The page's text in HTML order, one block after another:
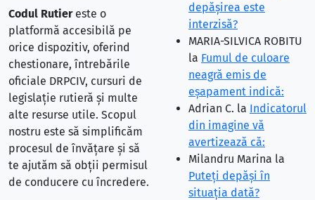
Codul Rutiereste o
platformă accesibilă pe
orice dispozitiv, oferind
chestionare, întrebările
oficiale DRPCIV, cursuri de
legislație rutieră și multe
alte resurse utile. Scopul
nostru este să simplificăm
procesul de învățare și să
te ajutăm să obții permisul
de conducere cu încredere.
depăşirea este
interzisă?
MARIA-SILVICA ROBITU
la Fumul de culoare
neagră emis de
eşapament indică:
Adrian C. la Indicatorul
din imagine vă
avertizează că:
Milandru Marina la
Puteţi depăşi în
situaţia dată?